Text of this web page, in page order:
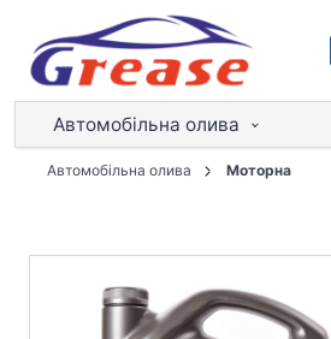
Автомобільна олива
Автомобільна олива Моторна